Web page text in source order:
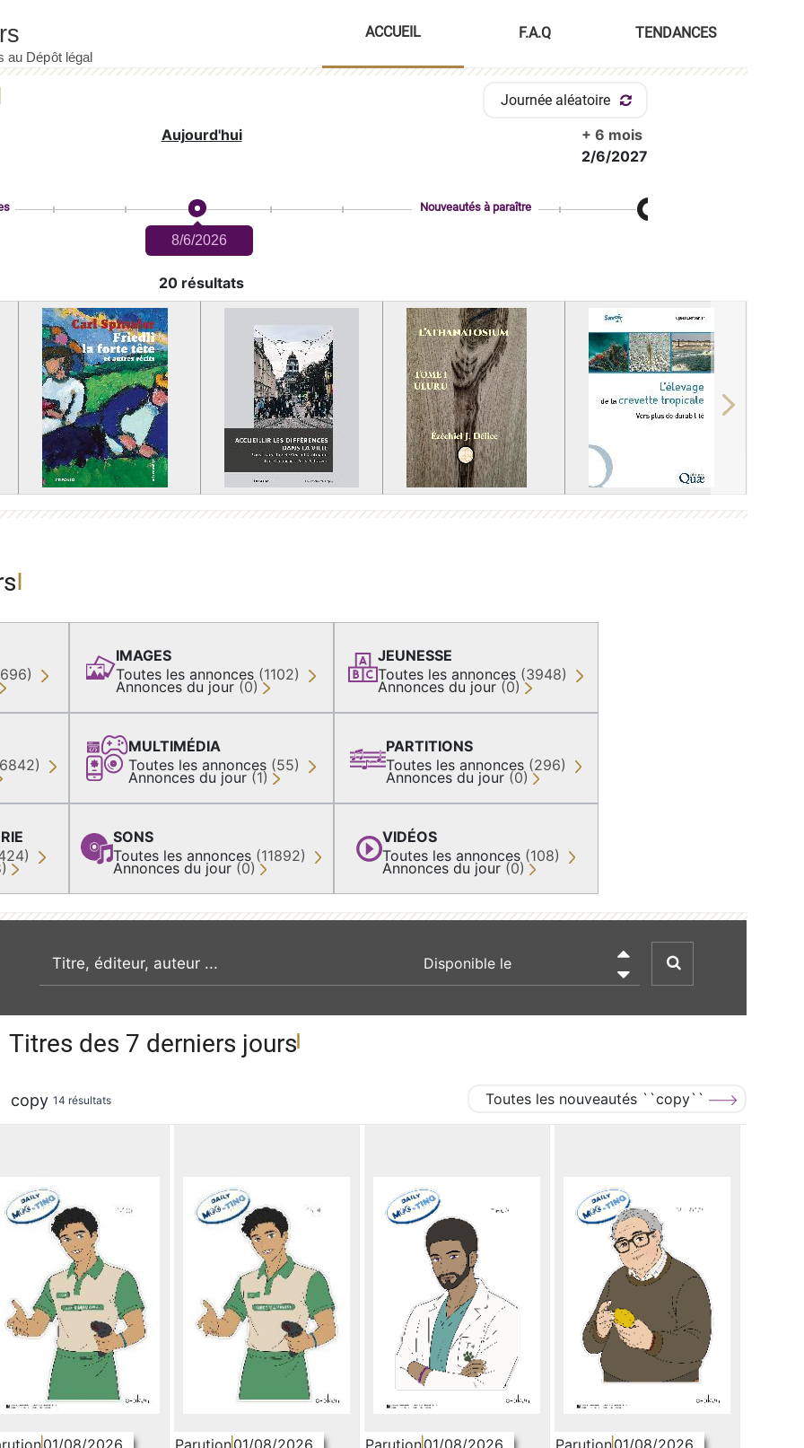
ACCUEIL F.A.Q TENDANCES
Journée aléatoire
Aujourd'hui
+ 6 mois
2/6/2027
8/6/2026
Nouveautés à paraître
20 résultats
Next
IMAGES
Toutes les annonces (1102)
Annonces du jour (0)
MULTIMÉDIA
Toutes les annonces (55)
Annonces du jour (1)
SONS
Toutes les annonces (11892)
Annonces du jour (0)
JEUNESSE
Toutes les annonces (3948)
Annonces du jour (0)
PARTITIONS
Toutes les annonces (296)
Annonces du jour (0)
VIDÉOS
Toutes les annonces (108)
Annonces du jour (0)
recherche par mot clé

Titres des 7 derniers jours
copy 14 résultats Toutes les nouveautés ``copy``
01/08/2026 Parution01/08/2026 Parution01/08/2026 Parution01/08/2026